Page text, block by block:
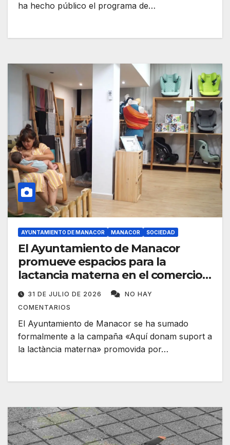
ha hecho público el programa de…
AYUNTAMIENTO DE MANACOR MANACOR SOCIEDAD
El Ayuntamiento de Manacor
promueve espacios para la
lactancia materna en el comercio
local
31 DE JULIO DE 2026
NO HAY
COMENTARIOS
El Ayuntamiento de Manacor se ha sumado
formalmente a la campaña «Aquí donam suport a
la lactància materna» promovida por…